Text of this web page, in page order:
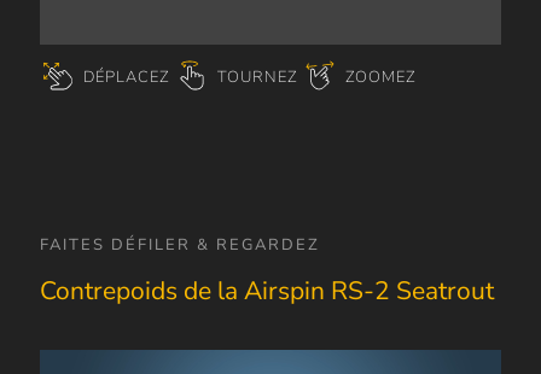
DÉPLACEZ TOURNEZ ZOOMEZ
FAITES DÉFILER & REGARDEZ
Contrepoids de la Airspin RS-2 Seatrout